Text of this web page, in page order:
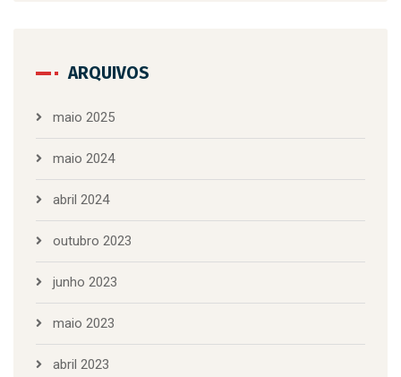
ARQUIVOS
maio 2025
maio 2024
abril 2024
outubro 2023
junho 2023
maio 2023
abril 2023